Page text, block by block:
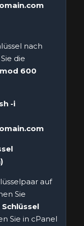
nach
die
600
-i
auf
Sie
Sie in cPanel